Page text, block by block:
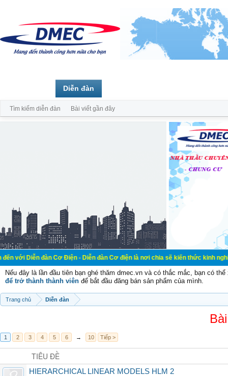
đàn Cơ Điện - Diễn đàn Cơ điện là nơi chia sẽ kiến thức kinh nghiệm
Nếu đây là lần đầu tiên bạn ghé thăm dmec.vn và có thắc mắc, bạn có
để trở thành thành viên để bắt đầu đăng bán sản phẩm của mình.
Trang chủ Diễn đàn
1 2 3 4 5 6 → 10 Tiếp >
TIÊU ĐỀ
HIERARCHICAL LINEAR MODELS HLM 2
Diễn đàn
Tìm kiếm diễn đàn Bài viết gần đây